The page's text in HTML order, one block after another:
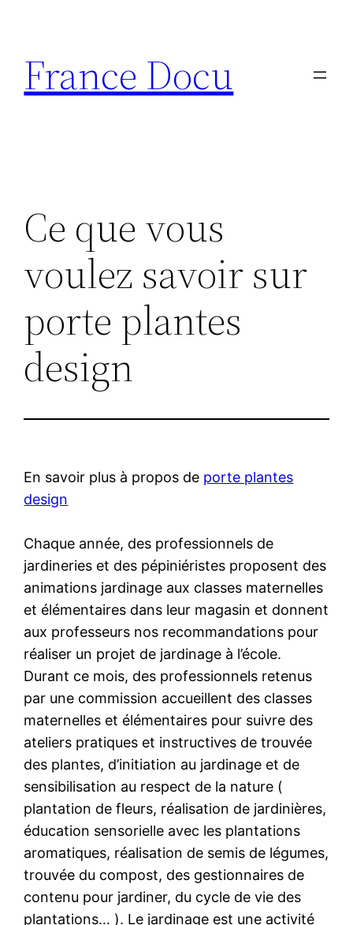
contenu
France Docu
Ce que vous
voulez savoir sur
porte plantes
design
En savoir plus à propos de porte plantes
design
Chaque année, des professionnels de
jardineries et des pépiniéristes proposent des
animations jardinage aux classes maternelles
et élémentaires dans leur magasin et donnent
aux professeurs nos recommandations pour
réaliser un projet de jardinage à l’école.
Durant ce mois, des professionnels retenus
par une commission accueillent des classes
maternelles et élémentaires pour suivre des
ateliers pratiques et instructives de trouvée
des plantes, d’initiation au jardinage et de
sensibilisation au respect de la nature (
plantation de fleurs, réalisation de jardinières,
éducation sensorielle avec les plantations
aromatiques, réalisation de semis de légumes,
trouvée du compost, des gestionnaires de
contenu pour jardiner, du cycle de vie des
plantations… ). Le jardinage est une activité